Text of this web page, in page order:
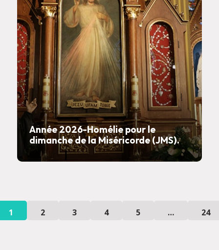
Année 2026-Homélie pour le
dimanche de la Miséricorde (JMS).
1 2 3 4 5 … 24